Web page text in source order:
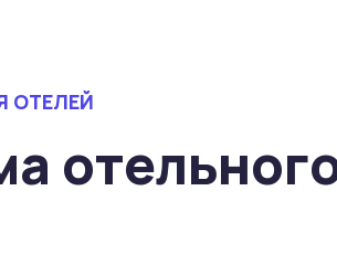
ОТЕЛЕЙ